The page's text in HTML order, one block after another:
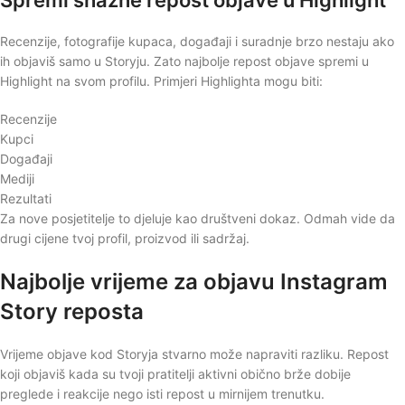
Recenzije, fotografije kupaca, događaji i suradnje brzo nestaju ako
ih objaviš samo u Storyju. Zato najbolje repost objave spremi u
Highlight na svom profilu. Primjeri Highlighta mogu biti:
Recenzije
Kupci
Događaji
Mediji
Rezultati
Za nove posjetitelje to djeluje kao društveni dokaz. Odmah vide da
drugi cijene tvoj profil, proizvod ili sadržaj.
Najbolje vrijeme za objavu Instagram
Story reposta
Vrijeme objave kod Storyja stvarno može napraviti razliku. Repost
koji objaviš kada su tvoji pratitelji aktivni obično brže dobije
preglede i reakcije nego isti repost u mirnijem trenutku.